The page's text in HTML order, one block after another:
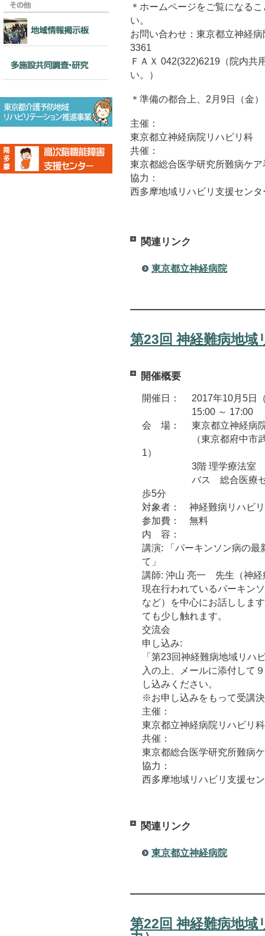
＊ホームページをご覧になる
い。
お問い合わせ：東京都立神経
3361
ＦＡＸ 042(322)6219（院内共
い。）
＊準備の都合上、2月9日（金
主催：
東京都立神経病院リハビリ科
共催：
東京都総合医学研究所難病ケア
協力：
西多摩地域リハビリ支援セン
関連リンク
東京都立神経病院
第23回 神経難病地
開催概要
開催日： 2017年10月5日
15:00 ～ 17:00
会 場： 東京都立神経病
（東京都府中市武
1）
3階 理学療法室
バス 総合医療セン
歩5分
対象者： 神経難病リハビ
参加費： 無料
内 容：
講演: 「パーキンソン病の最
て」
講師: 沖山 亮一 先生（神
現在行われているパーキン
など）を中心にお話ししま
ても少し触れます。
交流会
申し込み:
「第23回神経難病地域リ
入の上、メールに添付して
し込みください。
※お申し込みをもって受講
主催：
東京都立神経病院リハビリ科
共催：
東京都総合医学研究所難病
協力：
西多摩地域リハビリ支援セ
関連リンク
東京都立神経病院
第22回 神経難病地